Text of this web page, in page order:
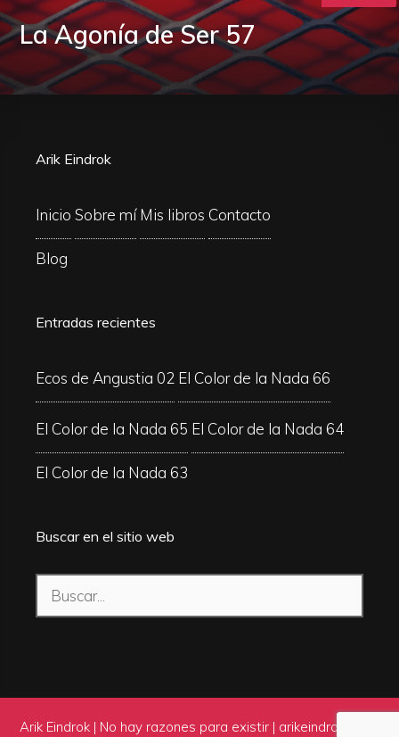
La Agonía de Ser 57
Arik Eindrok
Inicio Sobre mí Mis libros Contacto
Blog
Entradas recientes
Ecos de Angustia 02 El Color de la Nada 66
El Color de la Nada 65 El Color de la Nada 64
El Color de la Nada 63
Buscar en el sitio web
Buscar:
Arik Eindrok | No hay razones para existir | arikeindrok.com